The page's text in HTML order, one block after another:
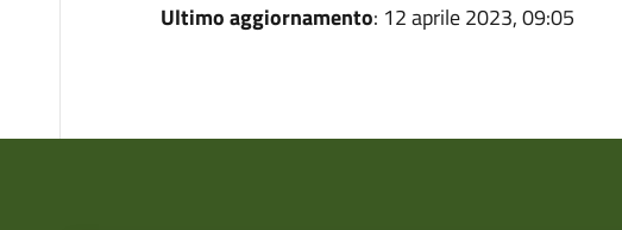
Ultimo aggiornamento: 12 aprile 2023, 09:05